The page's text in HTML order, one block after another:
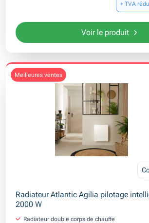
+ TVA
Voir le produit
meilleures ventes
Radiateur Atlantic Agilia pilotage
2000 W
Radiateur double corps de chauffe